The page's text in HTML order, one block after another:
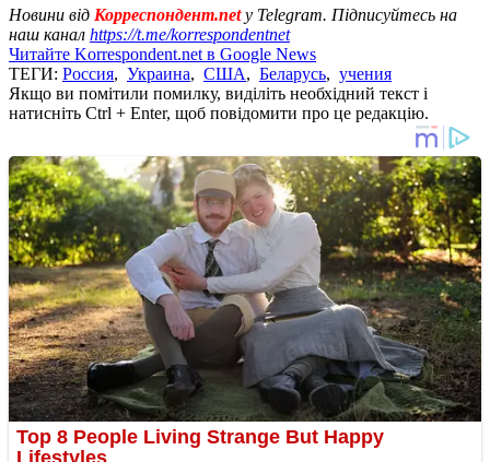
Новини від Корреспондент.netу Telegram. Підписуйтесь на
наш канал https://t.me/korrespondentnet
Читайте Korrespondent.net в Google News
ТЕГИ: Россия, Украина, США, Беларусь, учения
Якщо ви помітили помилку, виділіть необхідний текст і
натисніть Ctrl + Enter, щоб повідомити про це редакцію.